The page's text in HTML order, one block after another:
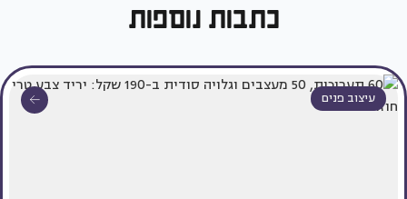
כתבות נוספות
עיצוב פנים